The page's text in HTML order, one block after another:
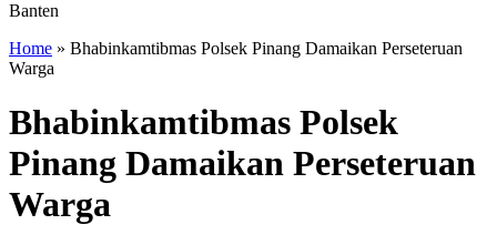
Banten
Home » Bhabinkamtibmas Polsek Pinang Damaikan Perseteruan
Warga
Bhabinkamtibmas Polsek
Pinang Damaikan Perseteruan
Warga